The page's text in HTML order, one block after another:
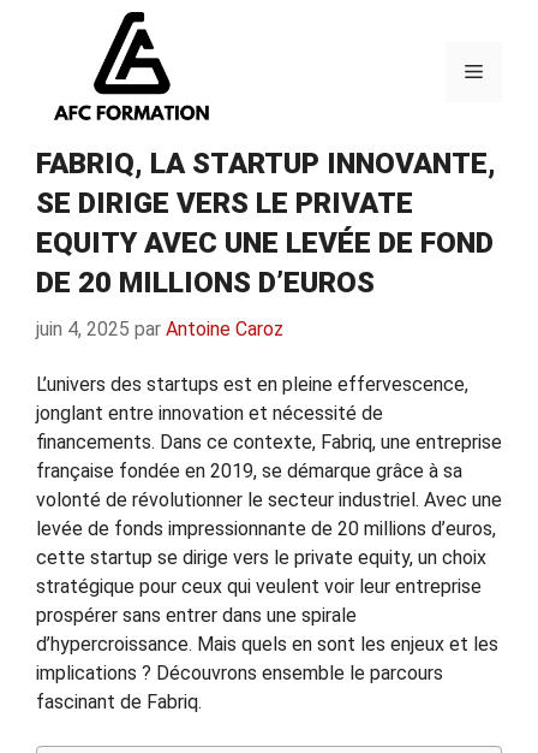
Menu
FABRIQ, LA STARTUP INNOVANTE,
SE DIRIGE VERS LE PRIVATE
EQUITY AVEC UNE LEVÉE DE FOND
DE 20 MILLIONS D’EUROS
juin 4, 2025 par Antoine Caroz
L’univers des startups est en pleine effervescence,
jonglant entre innovation et nécessité de
financements. Dans ce contexte, Fabriq, une entreprise
française fondée en 2019, se démarque grâce à sa
volonté de révolutionner le secteur industriel. Avec une
levée de fonds impressionnante de 20 millions d’euros,
cette startup se dirige vers le private equity, un choix
stratégique pour ceux qui veulent voir leur entreprise
prospérer sans entrer dans une spirale
d’hypercroissance. Mais quels en sont les enjeux et les
implications ? Découvrons ensemble le parcours
fascinant de Fabriq.